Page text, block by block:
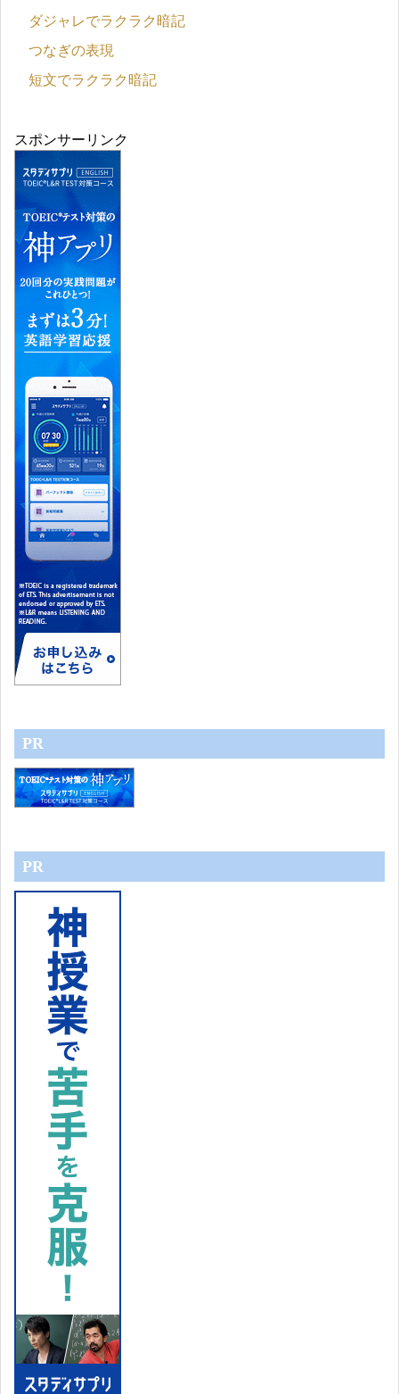
ダジャレでラクラク暗記
つなぎの表現
短文でラクラク暗記
スポンサーリンク
PR
PR